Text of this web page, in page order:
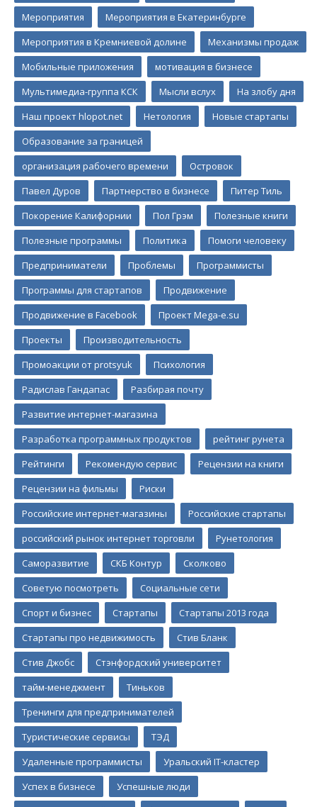
Мероприятия
Мероприятия в Екатеринбурге
Мероприятия в Кремниевой долине
Механизмы продаж
Мобильные приложения
мотивация в бизнесе
Мультимедиа-группа КСК
Мысли вслух
На злобу дня
Наш проект hlopot.net
Нетология
Новые стартапы
Образование за границей
организация рабочего времени
Островок
Павел Дуров
Партнерство в бизнесе
Питер Тиль
Покорение Калифорнии
Пол Грэм
Полезные книги
Полезные программы
Политика
Помоги человеку
Предприниматели
Проблемы
Программисты
Программы для стартапов
Продвижение
Продвижение в Facebook
Проект Mega-e.su
Проекты
Производительность
Промоакции от protsyuk
Психология
Радислав Гандапас
Разбирая почту
Развитие интернет-магазина
Разработка программных продуктов
рейтинг рунета
Рейтинги
Рекомендую сервис
Рецензии на книги
Рецензии на фильмы
Риски
Российские интернет-магазины
Российские стартапы
российский рынок интернет торговли
Рунетология
Саморазвитие
СКБ Контур
Сколково
Советую посмотреть
Социальные сети
Спорт и бизнес
Стартапы
Стартапы 2013 года
Стартапы про недвижимость
Стив Бланк
Стив Джобс
Стэнфордский университет
тайм-менеджмент
Тиньков
Тренинги для предпринимателей
Туристические сервисы
ТЭД
Удаленные программисты
Уральский IT-кластер
Успех в бизнесе
Успешные люди